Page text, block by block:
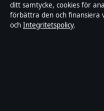
ditt samtycke, cookies för
förbättra den och finansiera
och Integritetspolicy.